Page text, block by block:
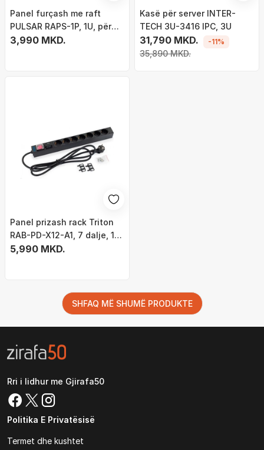
Panel furçash me raft
PULSAR RAPS-1P, 1U, për
kabinet RACK 19", i zi
3,990 MKD.
Kasë për server INTER-
TECH 3U-3416 IPC, 3U
31,790 MKD.
35,890 MKD.
-11%
Panel prizash rack Triton
RAB-PD-X12-A1, 7 dalje, 1U
19", i zi
5,990 MKD.
SHFAQ MË SHUMË PRODUKTE
Rri i lidhur me Gjirafa50
Politika E Privatësisë
Termet dhe kushtet